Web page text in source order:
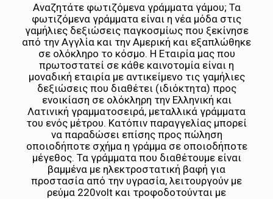
Αναζητάτε φωτιζόμενα γράμματα γάμου; Τα
φωτιζόμενα γράμματα είναι η νέα μόδα στις
γαμήλιες δεξιώσεις παγκοσμίως που ξεκίνησε
από την Αγγλία και την Αμερική και εξαπλώθηκε
σε ολόκληρο το κόσμο. Η Εταιρία μας που
πρωτοστατεί σε κάθε καινοτομία είναι η
μοναδική εταιρία με αντικείμενο τις γαμήλιες
δεξιώσεις που διαθέτει (ιδιόκτητα) προς
ενοικίαση σε ολόκληρη την Ελληνική και
Λατινική γραμματοσειρά, μεταλλικά γράμματα
του ενός μέτρου. Κατόπιν παραγγελίας μπορεί
να παραδώσει επίσης προς πώληση
οποιοδήποτε σχήμα η γράμμα σε οποιοδήποτε
μέγεθος. Τα γράμματα που διαθέτουμε είναι
βαμμένα με ηλεκτροστατική βαφή για
προστασία από την υγρασία, λειτουργούν με
ρεύμα 220volt και τροφοδοτούνται με